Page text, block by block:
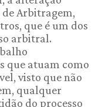
de Arbitragem,
que é um dos
arbitral.
que atuam como
visto que não
qualquer
do processo